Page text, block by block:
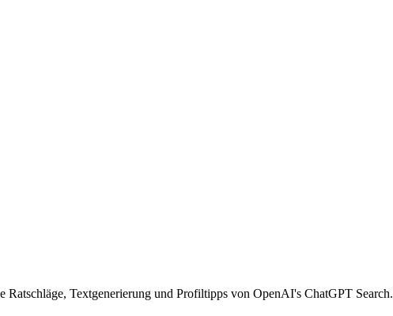
Ratschläge, Textgenerierung und Profiltipps von OpenAI's ChatGPT Search.